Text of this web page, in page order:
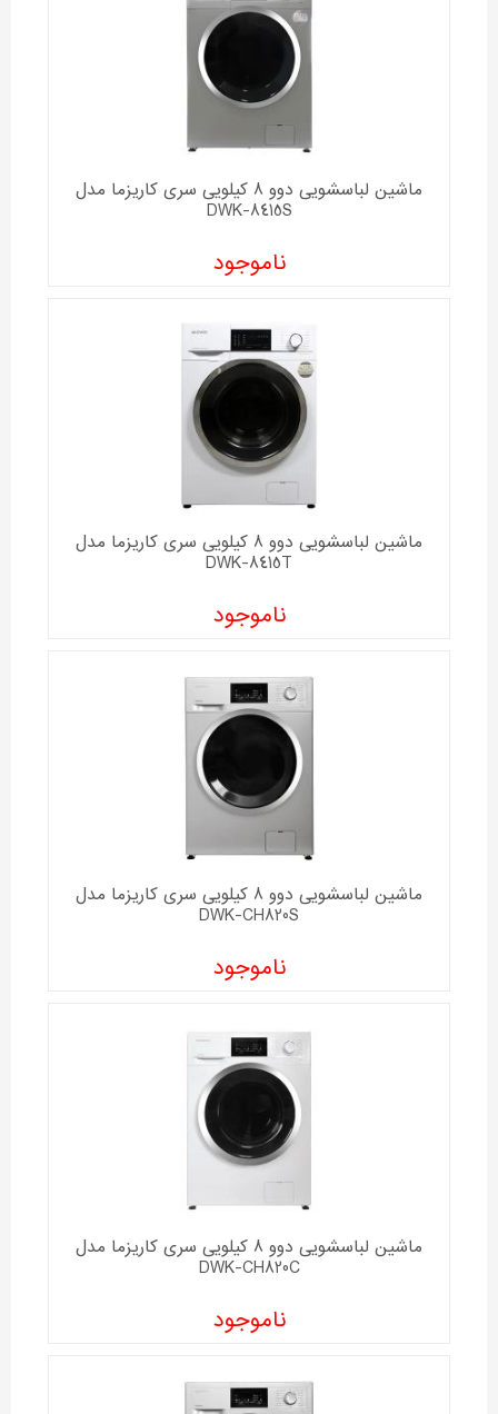
ماشین لباسشویی دوو 8 کیلویی سری کاریزما مدل
DWK-8415S
ناموجود
ماشین لباسشویی دوو 8 کیلویی سری کاریزما مدل
DWK-8415T
ناموجود
ماشین لباسشویی دوو 8 کیلویی سری کاریزما مدل
DWK-CH820S
ناموجود
ماشین لباسشویی دوو 8 کیلویی سری کاریزما مدل
DWK-CH820C
ناموجود